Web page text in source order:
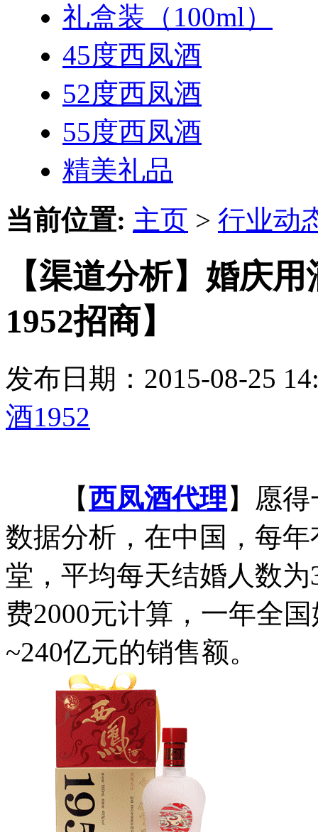
礼盒装（100ml）
45度西凤酒
52度西凤酒
55度西凤酒
精美礼品
当前位置: 主页 > 行业动
【渠道分析】婚庆
1952招商】
发布日期：2015-08-25
酒1952
【西凤酒代理 】愿
数据分析，在中国，每
堂，平均每天结婚人数
费2000元计算，一年全
~240亿元的销售额。